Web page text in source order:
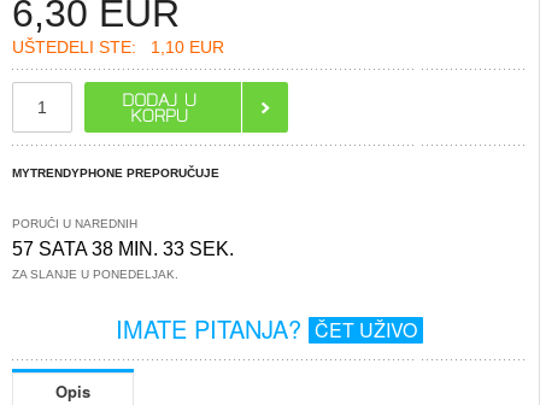
6,30 EUR
UŠTEDELI STE: 1,10 EUR
MYTRENDYPHONE PREPORUČUJE
PORUČI U NAREDNIH
57 SATA 38 MIN. 33 SEK.
ZA SLANJE U PONEDELJAK.
IMATE PITANJA? ČET UŽIVO
Opis